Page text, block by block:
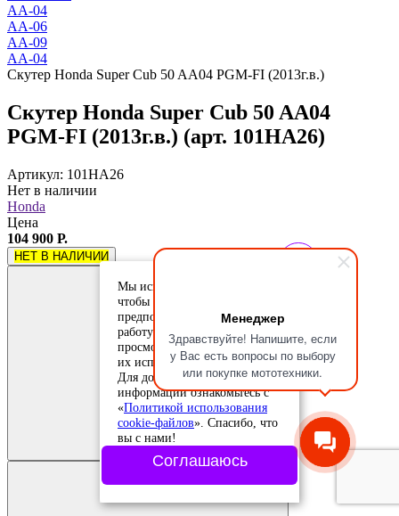
Менеджер
Здравствуйте! Напишите, если
у Вас есть вопросы по выбору
или покупке мототехники.
AA-04
AA-06
AA-09
AA-04
Скутер Honda Super Cub 50 AA04 PGM-FI (2013г.в.)
Скутер Honda Super Cub 50 AA04
PGM-FI (2013г.в.) (арт. 101HA26)
Артикул: 101HA26
Нет в наличии
Honda
Цена
104 900 Р.
НЕТ В НАЛИЧИИ
Добавить в
сравнение
Добавлено в
Мы используем cookie-файлы,
чтобы учесть ваши
предпочтения и улучшить
работу сайта. Продолжая
просмотр, вы соглашаетесь с
их использованием.
Для дополнительной
информации ознакомьтесь с
«Политикой использования
cookie-файлов». Спасибо, что
вы с нами!
Соглашаюсь